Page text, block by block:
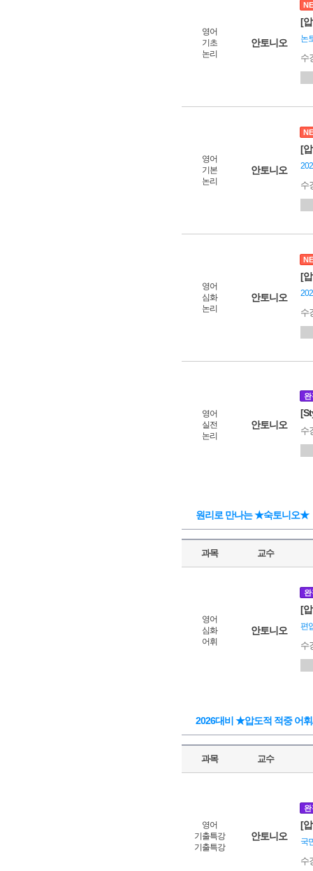
영어
기초
논리
안토니오
[
논
수
영어
기본
논리
안토니오
[
수
영어
심화
논리
안토니오
[
수
영어
실전
논리
안토니오
완
수
원리로 만나는 ★숙토니오★
과목 교수
영어
심화
어휘
안토니오
완
[
편
수
2026대비 ★압도적 적중 어
과목 교수
영어
기출특강
기출특강
안토니오
완
[
국
수